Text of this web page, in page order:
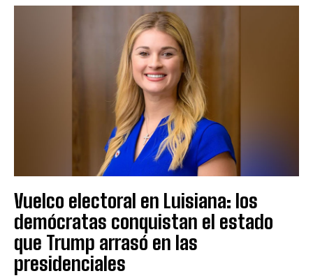
Vuelco electoral en Luisiana: los
demócratas conquistan el estado
que Trump arrasó en las
presidenciales